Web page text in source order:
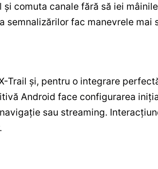
comuta canale fără să iei
semnalizărilor fac manevrele mai
și, pentru o integrare
Android face configurarea
sau streaming.